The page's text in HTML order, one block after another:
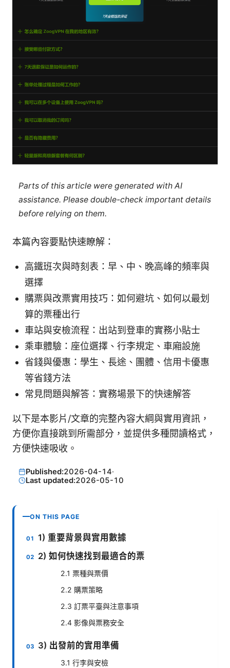
Parts of this article were generated with AI
assistance. Please double-check important details
before relying on them.
本篇內容要點快速瞭解：
高鐵班次與時刻表：早、中、晚高峰的頻率與
選擇
購票與改票實用技巧：如何避坑、如何以最划
算的票種出行
車站與安檢流程：出站到登車的實務小貼士
乘車體驗：座位選擇、行李規定、車廂設施
省錢與優惠：學生、長途、團體、信用卡優惠
等省錢方法
常見問題與解答：實務場景下的快速解答
以下是本影片/文章的完整內容大綱與實用資訊，
方便你直接跳到所需部分，並提供多種閱讀格式，
方便快速吸收。
Published:2026-04-14·
Last updated:2026-05-10
ON THIS PAGE
1) 重要背景與實用數據
2) 如何快速找到最適合的票
2.1 票種與票價
2.2 購票策略
2.3 訂票平臺與注意事項
2.4 影像與票務安全
3) 出發前的實用準備
3.1 行李與安檢